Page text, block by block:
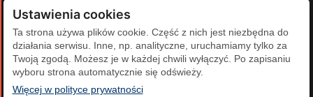
Dział Edukacji Olimpijskiej
Dział Finansów i Kadr
Dział Projektów Olimpijskich
Dział Programów Rozwojowych
Ustawienia cookies
Ta strona używa plików cookie. Część z nich jest niezbędna do
działania serwisu. Inne, np. analityczne, uruchamiamy tylko za
Twoją zgodą. Możesz je w każdej chwili wyłączyć. Po zapisaniu
wyboru strona automatycznie się odświeży.
Więcej w polityce prywatności(otwiera się w nowej karcie)